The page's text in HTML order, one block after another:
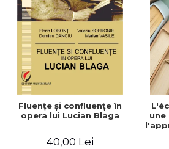
ADMINISTRATIVE
ȘTIINȚE ECONOMICE
ȘTIINȚE EXACTE
EDUCAȚIE FIZICĂ ȘI SPORT
PREUNIVERSITARIA
TIMP LIBER
ÎN CURS DE APARIȚIE
NOUTĂȚI
PACHETE DE STUDIU
Cum Cumpăr
Livrare
Politica de Retur
Formular de Retur
Distribuitori
Fluenţe şi confluenţe în
opera lui Lucian Blaga
40,00 Lei
une